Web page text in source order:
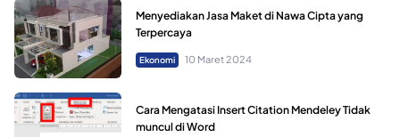
Menyediakan Jasa Maket di Nawa Cipta yang
Terpercaya
Ekonomi 10 Maret 2024
Cara Mengatasi Insert Citation Mendeley Tidak
muncul di Word